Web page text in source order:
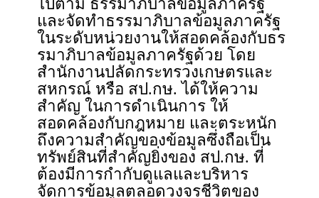
ไปตาม ธรรมาภิบาลข้อมูลภาครัฐ
และจัดทำธรรมาภิบาลข้อมูลภาครัฐ
ในระดับหน่วยงานให้สอดคล้องกับธร
รมาภิบาลข้อมูลภาครัฐด้วย โดย
สำนักงานปลัดกระทรวงเกษตรและ
สหกรณ์ หรือ สป.กษ. ได้ให้ความ
สำคัญ ในการดำเนินการ ให้
สอดคล้องกับกฎหมาย และตระหนัก
ถึงความสำคัญของข้อมูลซึ่งถือเป็น
ทรัพย์สินที่สำคัญยิ่งของ สป.กษ. ที่
ต้องมีการกำกับดูแลและบริหาร
จัดการข้อมูลตลอดวงจรชีวิตของ